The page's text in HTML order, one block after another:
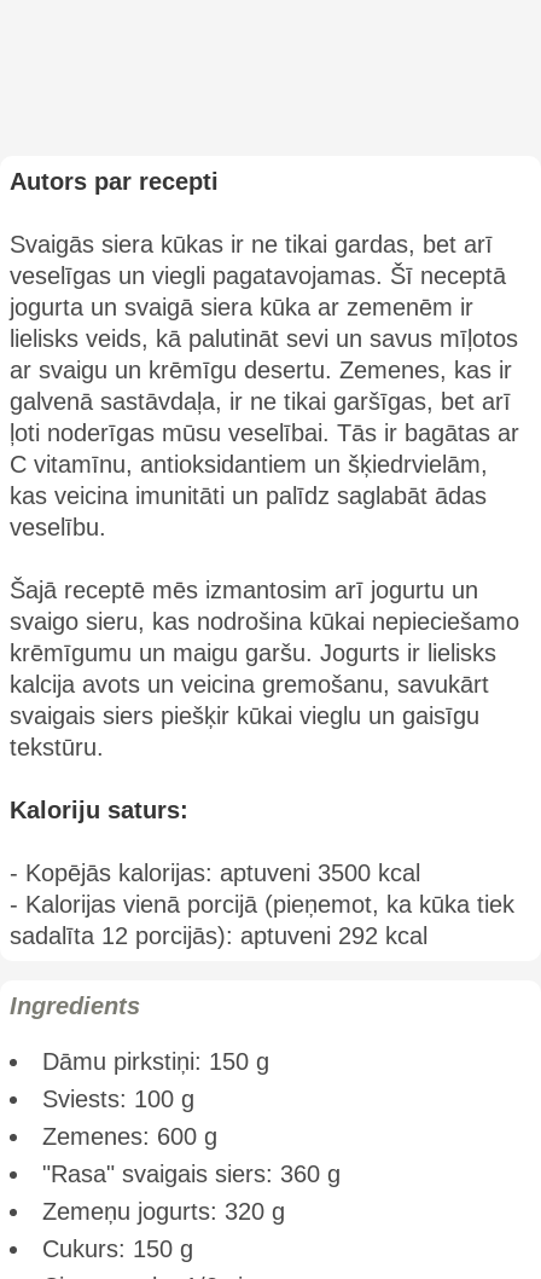
Autors par recepti
Svaigās siera kūkas ir ne tikai gardas, bet arī
veselīgas un viegli pagatavojamas. Šī neceptā
jogurta un svaigā siera kūka ar zemenēm ir
lielisks veids, kā palutināt sevi un savus mīļotos
ar svaigu un krēmīgu desertu. Zemenes, kas ir
galvenā sastāvdaļa, ir ne tikai garšīgas, bet arī
ļoti noderīgas mūsu veselībai. Tās ir bagātas ar
C vitamīnu, antioksidantiem un šķiedrvielām,
kas veicina imunitāti un palīdz saglabāt ādas
veselību.
Šajā receptē mēs izmantosim arī jogurtu un
svaigo sieru, kas nodrošina kūkai nepieciešamo
krēmīgumu un maigu garšu. Jogurts ir lielisks
kalcija avots un veicina gremošanu, savukārt
svaigais siers piešķir kūkai vieglu un gaisīgu
tekstūru.
Kaloriju saturs:
- Kopējās kalorijas: aptuveni 3500 kcal
- Kalorijas vienā porcijā (pieņemot, ka kūka tiek
sadalīta 12 porcijās): aptuveni 292 kcal
Ingredients
Dāmu pirkstiņi: 150 g
Sviests: 100 g
Zemenes: 600 g
"Rasa" svaigais siers: 360 g
Zemeņu jogurts: 320 g
Cukurs: 150 g